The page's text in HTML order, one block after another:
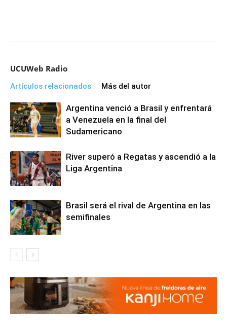
UCUWeb Radio
Artículos relacionados Más del autor
Argentina venció a Brasil y enfrentará
a Venezuela en la final del
Sudamericano
River superó a Regatas y ascendió a la
Liga Argentina
Brasil será el rival de Argentina en las
semifinales